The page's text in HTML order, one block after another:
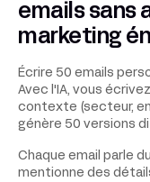
emails sans
marketing
Écrire 50 emails
Avec l'IA, vous
contexte (secteur,
génère 50 versions
Chaque email parle
mentionne des